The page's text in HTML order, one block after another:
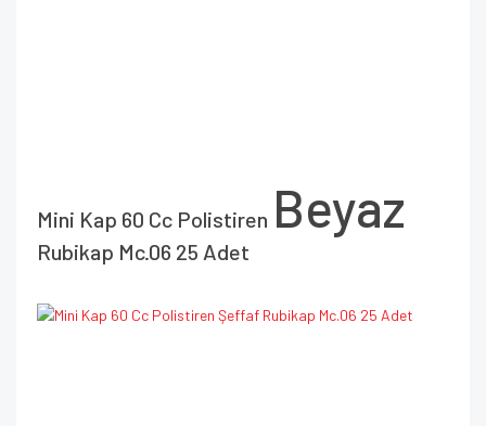
Mini Kap 60 Cc Polistiren Beyaz
Rubikap Mc.06 25 Adet